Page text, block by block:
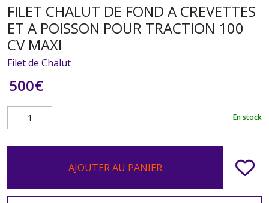
FILET CHALUT DE FOND A CREVETTES
ET A POISSON POUR TRACTION 100
CV MAXI
Filet de Chalut
500€
En stock
AJOUTER AU PANIER